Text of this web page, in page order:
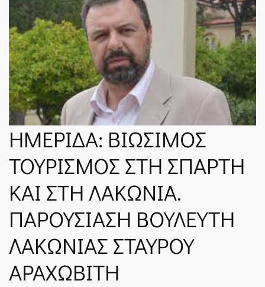
ΤΟ ΙΝΣΤΙΤΟΎΤΟ
ΔΡΑΣΤΗΡΙΌΤΗΤΕΣ
ΝΈΑ
SPARTANET
E-JOURNAL
ΗΜΕΡΙΔΑ: ΒΙΩΣΙΜΟΣ
ΤΟΥΡΙΣΜΟΣ ΣΤΗ ΣΠΑΡΤΗ
ΚΑΙ ΣΤΗ ΛΑΚΩΝΙΑ.
ΠΑΡΟΥΣΙΑΣΗ ΒΟΥΛΕΥΤΗ
ΛΑΚΩΝΙΑΣ ΣΤΑΥΡΟΥ
ΑΡΑΧΩΒΙΤΗ